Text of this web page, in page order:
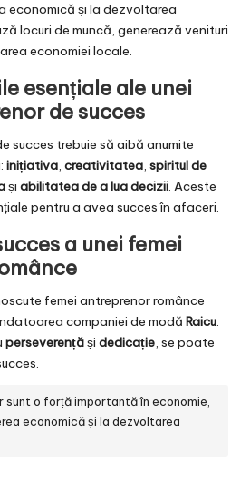
economică și la dezvoltarea
locuri de muncă, generează venituri
economiei locale.
esențiale ale unei
de succes
succes trebuie să aibă anumite
inițiativa, creativitatea, spiritul de
și abilitatea de a lua decizii. Aceste
pentru a avea succes în afaceri.
a unei femei
femei antreprenor românce
companiei de modă Raicu.
perseverențăși dedicație, se poate
sunt o forță importantă în economie,
economică și la dezvoltarea